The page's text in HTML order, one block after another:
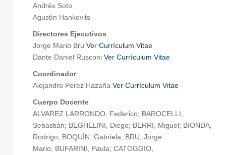
Andrés Soto
Agustín Hankovits
Directores Ejecutivos
Jorge Mario Bru Ver Currículum Vitae
Dante Daniel Rusconi Ver Currículum Vitae
Coordinador
Alejandro Perez Hazaña Ver Currículum Vitae
Cuerpo Docente
ALVAREZ LARRONDO, Federico; BAROCELLI,
Sebastián; BEGHELINI, Diego; BERRI, Miguel; BIONDA,
Rodrigo; BOQUÍN, Gabriela; BRU, Jorge
Mario; BUFARINI, Paula; CATOGGIO,